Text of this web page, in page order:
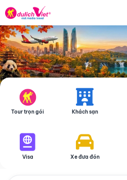
Tour trọn gói Khách sạn
Visa Xe đưa đón